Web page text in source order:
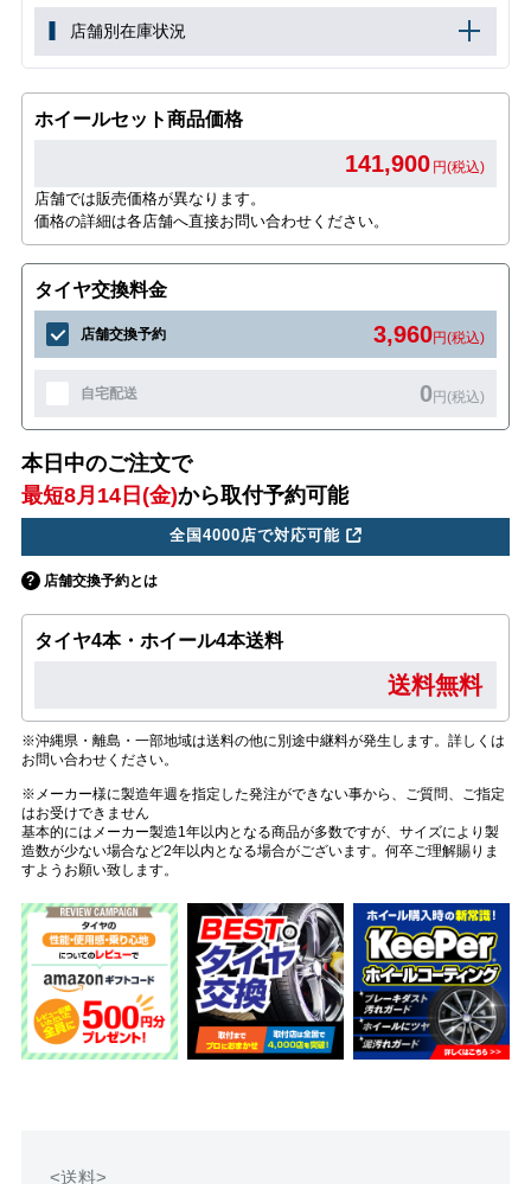
店舗別在庫状況
ホイールセット商品価格
141,900 円(税込)
店舗では販売価格が異なります。
価格の詳細は各店舗へ直接お問い合わせください。
タイヤ交換料金
店舗交換予約 3,960円(税込)
自宅配送 0円(税込)
本日中のご注文で
最短8月14日(金)から取付予約可能
全国4000店で対応可能
店舗交換予約とは
タイヤ4本・ホイール4本送料
送料無料
※沖縄県・離島・一部地域は送料の他に別途中継料が発生します。詳しくは
お問い合わせください。
※メーカー様に製造年週を指定した発注ができない事から、ご質問、ご指定
はお受けできません
基本的にはメーカー製造1年以内となる商品が多数ですが、サイズにより製
造数が少ない場合など2年以内となる場合がございます。何卒ご理解賜りま
すようお願い致します。
<送料>